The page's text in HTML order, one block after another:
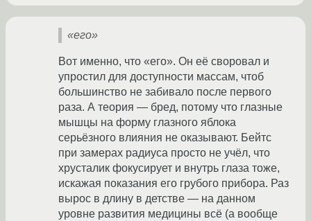
«его»
Вот именно, что «его». Он её своровал и
упростил для доступности массам, чтоб
большинство не забивало после первого
раза. А теория — бред, потому что глазные
мышцы на форму глазного яблока
серьёзного влияния не оказывают. Бейтс
при замерах радиуса просто не учёл, что
хрусталик фокусирует и внутрь глаза тоже,
искажая показания его грубого прибора. Раз
вырос в длину в детстве — на данном
уровне развития медицины всё (а вообще